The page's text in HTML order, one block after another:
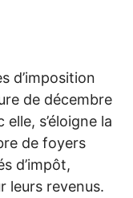
d’imposition
de décembre
s’éloigne la
de foyers
d’impôt,
leurs revenus.